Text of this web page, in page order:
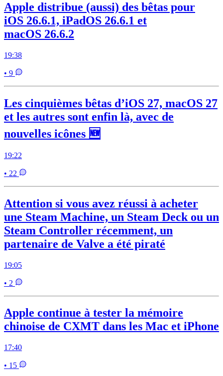
Apple distribue (aussi) des bêtas pour
iOS 26.6.1, iPadOS 26.6.1 et
macOS 26.6.2
19:38
• 9
Les cinquièmes bêtas d’iOS 27, macOS 27
et les autres sont enfin là, avec de
nouvelles icônes 🆕
19:22
• 22
Attention si vous avez réussi à acheter
une Steam Machine, un Steam Deck ou un
Steam Controller récemment, un
partenaire de Valve a été piraté
19:05
• 2
Apple continue à tester la mémoire
chinoise de CXMT dans les Mac et iPhone
17:40
• 15